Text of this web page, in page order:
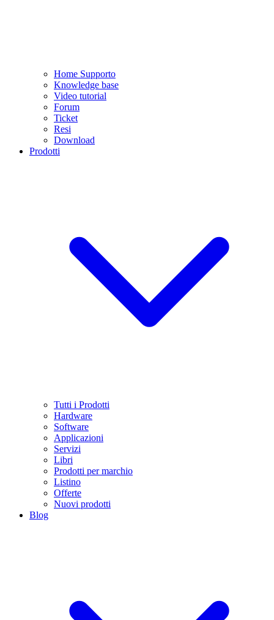
Home Supporto
Knowledge base
Video tutorial
Forum
Ticket
Resi
Download
Prodotti
Tutti i Prodotti
Hardware
Software
Applicazioni
Servizi
Libri
Prodotti per marchio
Listino
Offerte
Nuovi prodotti
Blog